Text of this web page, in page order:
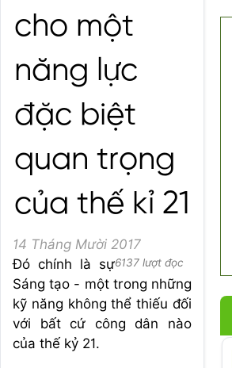
cho một
năng lực
đặc biệt
quan trọng
của thế kỉ 21
14 Tháng Mười 2017
6137 lượt đọc
Đó chính là sự
Sáng tạo - một trong những
kỹ năng không thể thiếu đối
với bất cứ công dân nào
của thế kỷ 21.